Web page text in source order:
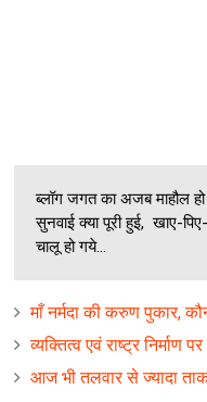
ब्लॉग जगत का अजब माहौल
सुनवाई क्या पूरी हुई, खाए-
चालू हो गये...
माँ नर्मदा की करुण पुकार,
व्यक्तित्व एवं राष्ट्र
आज भी तलवार से ज्यादा